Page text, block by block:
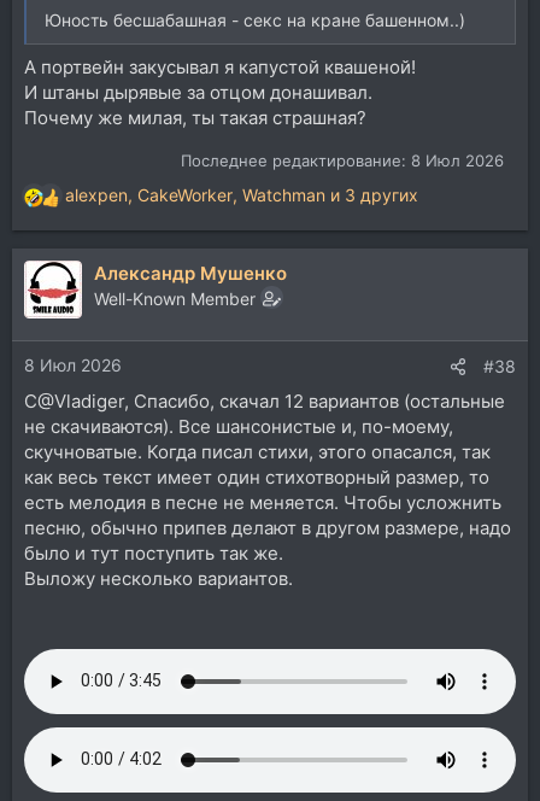
Юность бесшабашная - секс на кране башенном..)
А портвейн закусывал я капустой квашеной!
И штаны дырявые за отцом донашивал.
Почему же милая, ты такая страшная?
Последнее редактирование: 8 Июл 2026
Р
е
а
ц
и
и
:
alexpen, CakeWorker, Watchman и 3 других
Александр Мушенко
Well-Known Member
8 Июл 2026 #38
С@Vladiger, Спасибо, скачал 12 вариантов (остальные
не скачиваются). Все шансонистые и, по-моему,
скучноватые. Когда писал стихи, этого опасался, так
как весь текст имеет один стихотворный размер, то
есть мелодия в песне не меняется. Чтобы усложнить
песню, обычно припев делают в другом размере, надо
было и тут поступить так же.
Выложу несколько вариантов.